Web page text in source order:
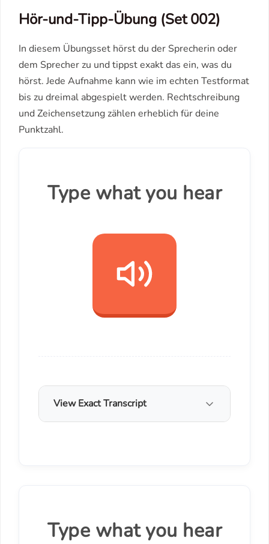
Hör-und-Tipp-Übung (Set 002)
In diesem Übungsset hörst du der Sprecherin oder
dem Sprecher zu und tippst exakt das ein, was du
hörst. Jede Aufnahme kann wie im echten Testformat
bis zu dreimal abgespielt werden. Rechtschreibung
und Zeichensetzung zählen erheblich für deine
Punktzahl.
Type what you hear
View Exact Transcript
Type what you hear